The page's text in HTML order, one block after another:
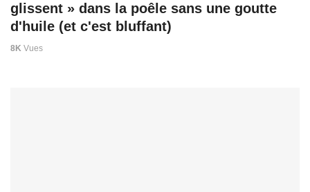
glissent » dans la poêle sans une goutte
d'huile (et c'est bluffant)
8K Vues